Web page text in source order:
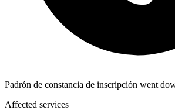
Padrón de constancia de inscripción went
Affected services